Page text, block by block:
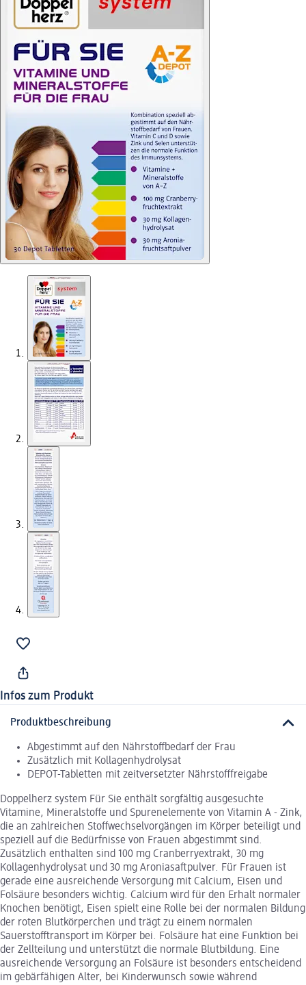
Infos zum Produkt
Produktbeschreibung
Abgestimmt auf den Nährstoffbedarf der Frau
Zusätzlich mit Kollagenhydrolysat
DEPOT-Tabletten mit zeitversetzter Nährstofffreigabe
Doppelherz system Für Sie enthält sorgfältig ausgesuchte
Vitamine, Mineralstoffe und Spurenelemente von Vitamin A - Zink,
die an zahlreichen Stoffwechselvorgängen im Körper beteiligt und
speziell auf die Bedürfnisse von Frauen abgestimmt sind.
Zusätzlich enthalten sind 100 mg Cranberryextrakt, 30 mg
Kollagenhydrolysat und 30 mg Aroniasaftpulver. Für Frauen ist
gerade eine ausreichende Versorgung mit Calcium, Eisen und
Folsäure besonders wichtig. Calcium wird für den Erhalt normaler
Knochen benötigt, Eisen spielt eine Rolle bei der normalen Bildung
der roten Blutkörperchen und trägt zu einem normalen
Sauerstofftransport im Körper bei. Folsäure hat eine Funktion bei
der Zellteilung und unterstützt die normale Blutbildung. Eine
ausreichende Versorgung an Folsäure ist besonders entscheidend
im gebärfähigen Alter, bei Kinderwunsch sowie während